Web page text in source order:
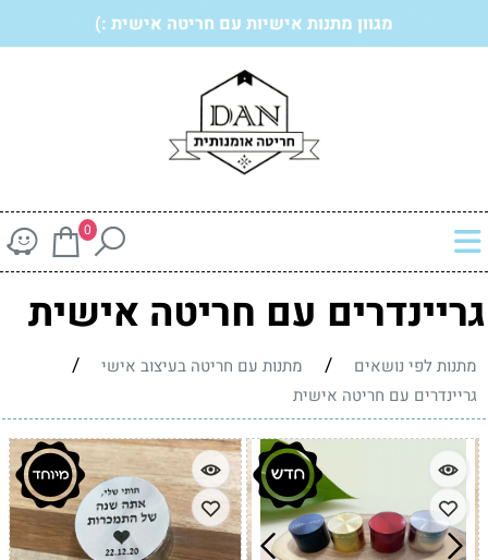
מגוון מתנות אישיות עם חריטה אישית :)
0
גריינדרים עם חריטה אישית
מתנות לפי נושאים / מתנות עם חריטה בעיצוב אישי /
גריינדרים עם חריטה אישית